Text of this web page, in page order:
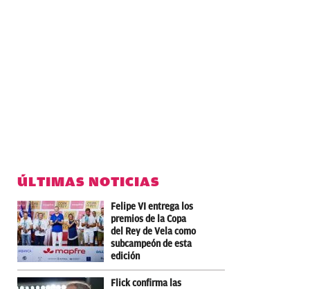
ÚLTIMAS NOTICIAS
Felipe VI entrega los
premios de la Copa
del Rey de Vela como
subcampeón de esta
edición
Flick confirma las